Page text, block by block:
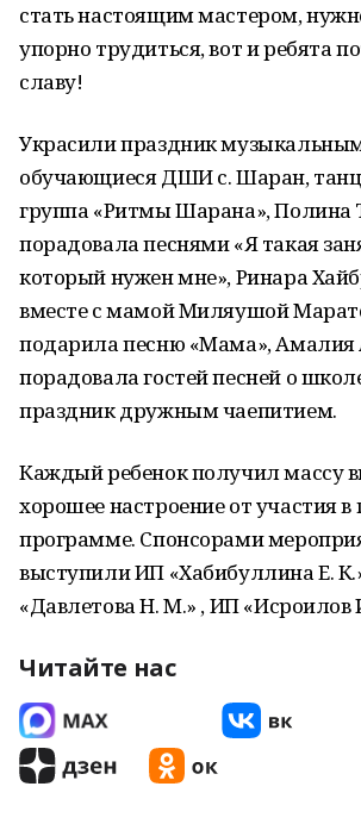
стать настоящим мастером,
упорно трудиться, вот и ребята
славу!
Украсили праздник
обучающиеся ДШИ с. Шаран,
группа «Ритмы Шарана», Полина
порадовала песнями «Я такая
который нужен мне», Ринара
вместе с мамой Миляушой
подарила песню «Мама», Амалия
порадовала гостей песней о
праздник дружным чаепитием.
Каждый ребенок получил массу
хорошее настроение от участия
программе. Спонсорами
выступили ИП «Хабибуллина Е.
«Давлетова Н. М.» , ИП «Исроилов
Читайте нас